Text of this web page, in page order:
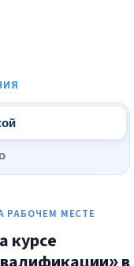
РАБОЧЕМ МЕСТЕ
курсе